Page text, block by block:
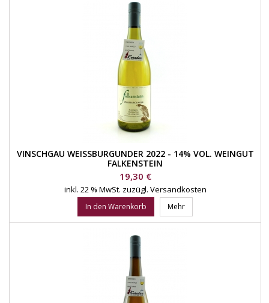
VINSCHGAU WEISSBURGUNDER 2022 - 14% VOL. WEINGUT
FALKENSTEIN
Preis
19,30 €
inkl. 22 % MwSt. zuzügl. Versandkosten
In den Warenkorb Mehr